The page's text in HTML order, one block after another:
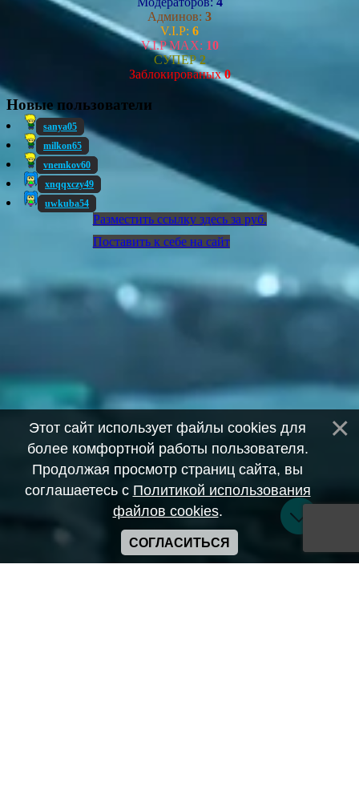
Админов: 3
V.I.P: 6
V.I.P MAX: 10
СУПЕР2
Заблокированых0
Новые пользователи
sanya05
milkon65
vnemkov60
xnqqxczy49
uwkuba54
Разместить ссылку здесь за руб.
Поставить к себе на сайт
Этот сайт использует файлы cookies для
более комфортной работы пользователя.
Продолжая просмотр страниц сайта, вы
соглашаетесь с Политикой использования
файлов cookies.
СОГЛАСИТЬСЯ